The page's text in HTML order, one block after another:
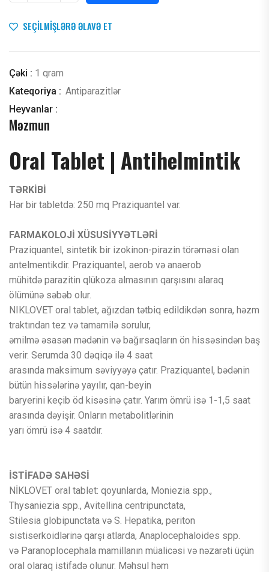
SEÇILMIŞLƏRƏ ƏLAVƏ ET
Çəki : 1 qram
Kateqoriya : Antiparazitlər
Heyvanlar :
Məzmun
Oral Tablet | Antihelmintik
TƏRKİBİ
Hər bir tabletdə: 250 mq Praziquantel var.
FARMAKOLOJİ XÜSUSİYYƏTLƏRİ
Praziquantel, sintetik bir izokinon-pirazin törəməsi olan
antelmentikdir. Praziquantel, aerob və anaerob
mühitdə parazitin qlükoza almasının qarşısını alaraq
ölümünə səbəb olur.
NIKLOVET oral tablet, ağızdan tətbiq edildikdən sonra, həzm
traktından tez və tamamilə sorulur,
əmilmə əsasən mədənin və bağırsaqların ön hissəsindən baş
verir. Serumda 30 dəqiqə ilə 4 saat
arasında maksimum səviyyəyə çatır. Praziquantel, bədənin
bütün hissələrinə yayılır, qan-beyin
baryerini keçib öd kisəsinə çatır. Yarım ömrü isə 1-1,5 saat
arasında dəyişir. Onların metabolitlərinin
yarı ömrü isə 4 saatdır.
İSTİFADƏ SAHƏSİ
NİKLOVET oral tablet: qoyunlarda, Moniezia spp.,
Thysaniezia spp., Avitellina centripunctata,
Stilesia globipunctata və S. Hepatika, periton
sistiserkoidlərinə qarşı atlarda, Anaplocephaloides spp.
və Paranoplocephala mamillanın müalicəsi və nəzarəti üçün
oral olaraq istifadə olunur. Məhsul həm